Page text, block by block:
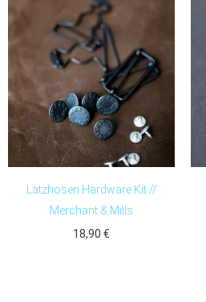
Latzhosen Hardware Kit //
Merchant & Mills
18,90 €